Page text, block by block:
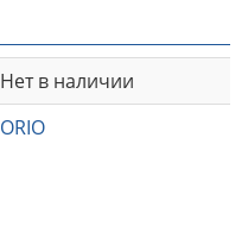
Нет в наличии
ORIO